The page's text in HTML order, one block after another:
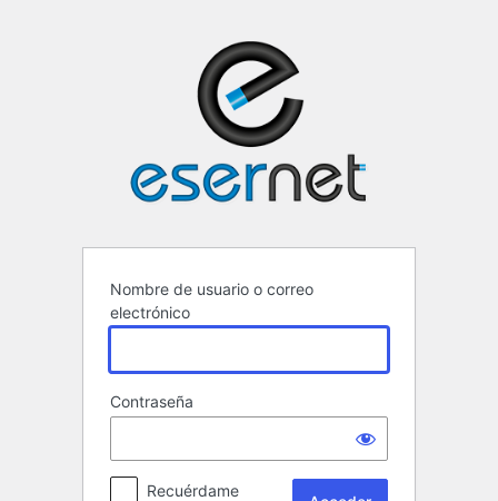
Nombre de usuario o correo
electrónico
Contraseña
Recuérdame